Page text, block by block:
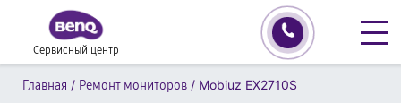
Сервисный центр
Главная / Ремонт мониторов / Mobiuz EX2710S